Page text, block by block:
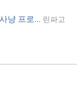
냥 프로...
린파고